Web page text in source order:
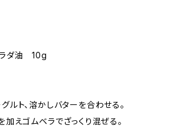
ダ油 10g
ト、溶かしバターを合わせる。
えゴムベラでざっくり混ぜる。